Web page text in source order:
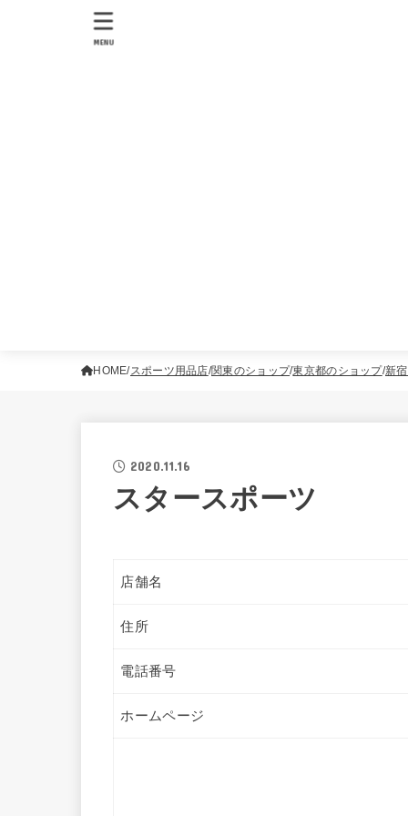
MENU
HOME スポーツ用品店 関東のショップ 東京都のショップ 新
2020.11.16
スタースポーツ
店舗名
住所
電話番号
ホームページ